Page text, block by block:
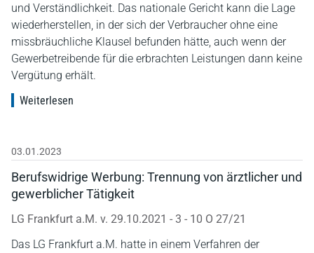
und Verständlichkeit. Das nationale Gericht kann die Lage
wiederherstellen, in der sich der Verbraucher ohne eine
missbräuchliche Klausel befunden hätte, auch wenn der
Gewerbetreibende für die erbrachten Leistungen dann keine
Vergütung erhält.
Weiterlesen
03.01.2023
Berufswidrige Werbung: Trennung von ärztlicher und
gewerblicher Tätigkeit
LG Frankfurt a.M. v. 29.10.2021 - 3 - 10 O 27/21
Das LG Frankfurt a.M. hatte in einem Verfahren der